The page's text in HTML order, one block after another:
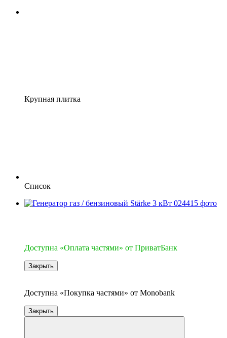
Крупная плитка
Список
Доступна «Оплата частями» от ПриватБанк
Закрыть
Доступна «Покупка частями» от Monobank
Закрыть